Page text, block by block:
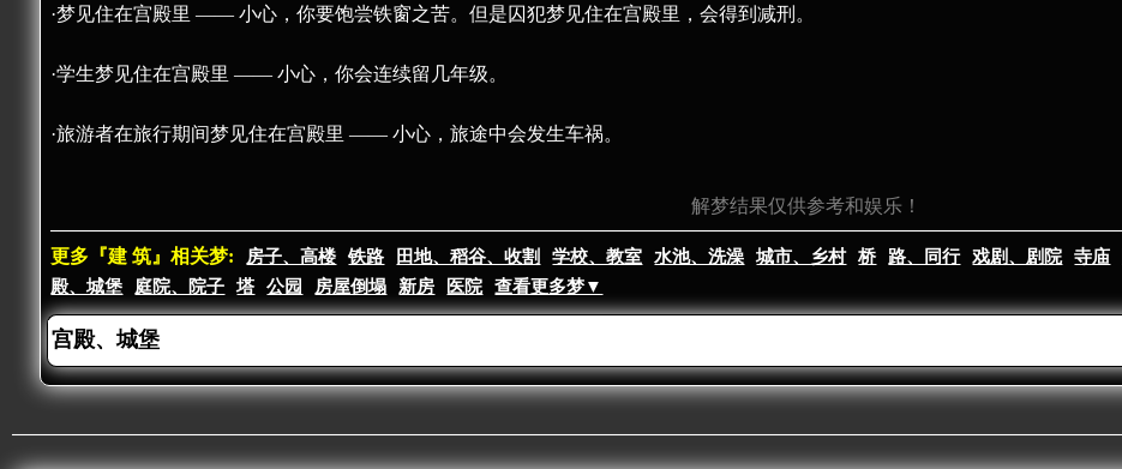
·梦见住在宫殿里 —— 小心，你要饱尝铁窗之苦。但是囚犯梦见住在宫殿里，会得到减刑。
·学生梦见住在宫殿里 —— 小心，你会连续留几年级。
·旅游者在旅行期间梦见住在宫殿里 —— 小心，旅途中会发生车祸。
解梦结果仅供参考和娱乐！
更多『建 筑』相关梦: 房子、高楼 铁路 田地、稻谷、收割 学校、教室 水池、洗澡 城市、乡村 桥 路、同行 戏剧、剧院 寺庙
殿、城堡
庭院、院子 塔 公园 房屋倒塌 新房 医院 查看更多梦▼